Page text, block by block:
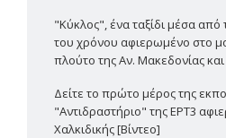
"Κύκλος", ένα ταξίδι μέσα από
του χρόνου αφιερωμένο στο
πλούτο της Αν. Μακεδονίας
Δείτε το πρώτο μέρος της
"Αντιδραστήριο" της ΕΡΤ3
Χαλκιδικής [Βίντεο]